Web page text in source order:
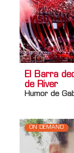
El Barra
de River
Humor de
ON DEMAND